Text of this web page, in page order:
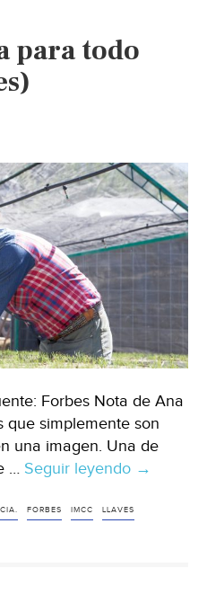
para todo
Forbes Nota de Ana
que simplemente son
una imagen. Una de
… Seguir leyendo Llaves
→
FORBES IMCC LLAVES